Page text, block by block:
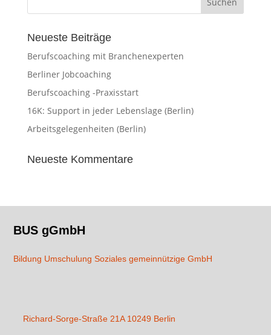
Neueste Beiträge
Berufscoaching mit Branchenexperten
Berliner Jobcoaching
Berufscoaching -Praxisstart
16K: Support in jeder Lebenslage (Berlin)
Arbeitsgelegenheiten (Berlin)
Neueste Kommentare
BUS gGmbH
Bildung Umschulung Soziales gemeinnützige GmbH
Richard-Sorge-Straße 21A 10249 Berlin